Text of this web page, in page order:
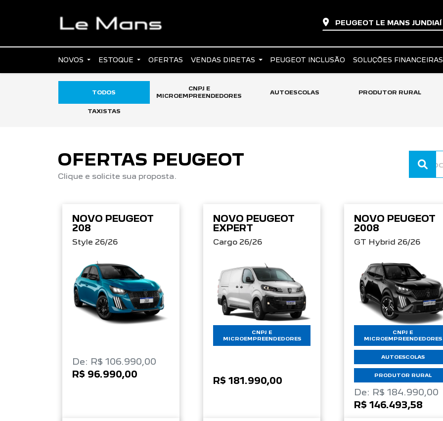
PEUGEOT LE MANS JUNDIAÍ
NOVOS ESTOQUE OFERTAS VENDAS DIRETAS PEUGEOT INCLUSÃO SOLUÇÕES FINANCEIRAS
TODOS
CNPJ E
MICROEMPREENDEDORES
AUTOESCOLAS PRODUTOR RURAL
TAXISTAS
OFERTAS PEUGEOT
Clique e solicite sua proposta.
NOVO PEUGEOT
208
Style 26/26
De: R$ 106.990,00
R$ 96.990,00
NOVO PEUGEOT
EXPERT
Cargo 26/26
CNPJ E
MICROEMPREENDEDORES
R$ 181.990,00
NOVO PEUGEOT
2008
GT Hybrid 26/26
CNPJ E
MICROEMPREENDEDORES
AUTOESCOLAS
PRODUTOR RURAL
De: R$ 184.990,00
R$ 146.493,58